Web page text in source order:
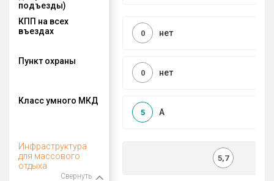
подъезды)
КПП на всех
въездах
нет
0
Пункт охраны
нет
0
Класс умного МКД
A
5
Инфраструктура
для массового
отдыха
Свернуть
5,7